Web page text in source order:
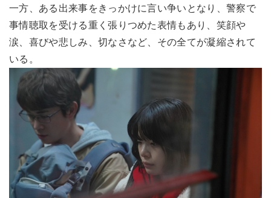
一方、ある出来事をきっかけに言い争いとなり、警察で
事情聴取を受ける重く張りつめた表情もあり、笑顔や
涙、喜びや悲しみ、切なさなど、その全てが凝縮されて
いる。